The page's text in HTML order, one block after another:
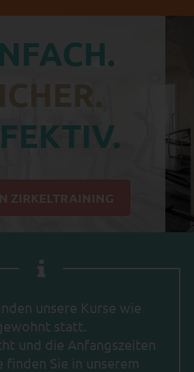
ZIRKELTRAINING
unsere Kurse wie
statt.
und die Anfangszeiten
finden Sie in unserem